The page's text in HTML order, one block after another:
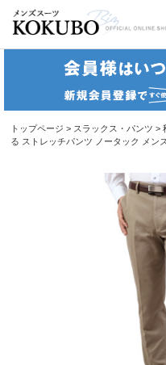
トップページ > スラックス・パンツ >
る ストレッチパンツ ノータック メン